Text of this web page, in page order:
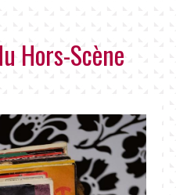
Hors-Scène